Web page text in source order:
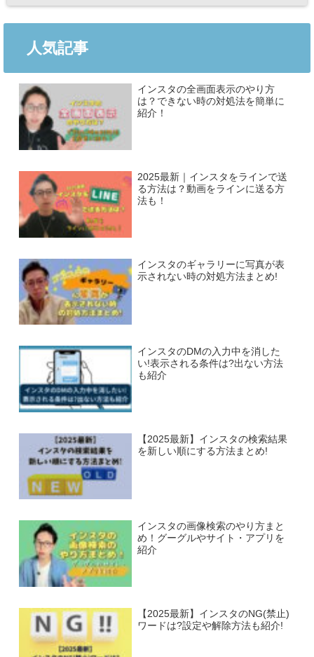
人気記事
インスタの全画面表示のやり方
は？できない時の対処法を簡単に
紹介！
2025最新｜インスタをラインで送
る方法は？動画をラインに送る方
法も！
インスタのギャラリーに写真が表
示されない時の対処方法まとめ!
インスタのDMの入力中を消した
い!表示される条件は?出ない方法
も紹介
【2025最新】インスタの検索結果
を新しい順にする方法まとめ!
インスタの画像検索のやり方まと
め！グーグルやサイト・アプリを
紹介
【2025最新】インスタのNG(禁止)
ワードは?設定や解除方法も紹介!